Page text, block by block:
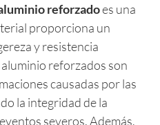
reforzadoes una
proporciona un
y resistencia
reforzados son
causadas por las
la integridad de la
severos. Además,